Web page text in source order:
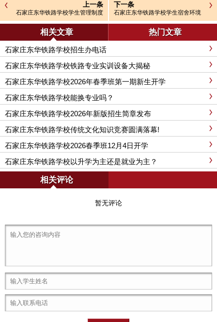
上一条
石家庄东华铁路学校学生管理制度
下一条
石家庄东华铁路学校学生宿舍环境
介绍（附实拍图集）
相关文章 热门文章
石家庄东华铁路学校招生办电话
石家庄东华铁路学校铁路专业实训设备大揭秘
石家庄东华铁路学校2026年春季班第一期新生开学
石家庄东华铁路学校能换专业吗？
石家庄东华铁路学校2026年新版招生简章发布
石家庄东华铁路学校传统文化知识竞赛圆满落幕!
石家庄东华铁路学校2026春季班12月4日开学
石家庄东华铁路学校以升学为主还是就业为主？
相关评论
暂无评论